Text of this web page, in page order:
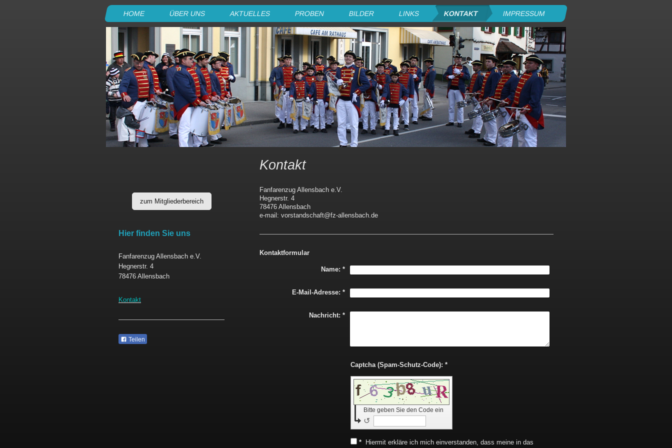
HOME ÜBER UNS AKTUELLES PROBEN BILDER LINKS KONTAKT IMPRESSUM
Kontakt
Fanfarenzug Allensbach e.V.
Hegnerstr. 4
78476 Allensbach
e-mail: vorstandschaft@fz-allensbach.de
Kontaktformular
Name: *
E-Mail-Adresse: *
Nachricht: *
Captcha (Spam-Schutz-Code): *
Bitte geben Sie den Code ein
↺
*
Hiermit erkläre ich mich einverstanden, dass meine in das
zum Mitgliederbereich
Hier finden Sie uns
Fanfarenzug Allensbach e.V.
Hegnerstr. 4
78476 Allensbach
Kontakt
Teilen